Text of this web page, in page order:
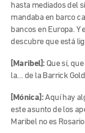
hasta mediados del
mandaba en barco
bancos en Europa. Y
descubre que está
[Maribel]: Que sí,
la… de la Barrick
[Mónica]:Aquí hay
este asunto de los
Maribel no es